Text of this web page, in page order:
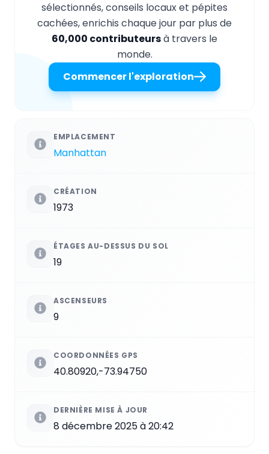
sélectionnés, conseils locaux et pépites
cachées, enrichis chaque jour par plus de
60,000 contributeursà travers le
monde.
Commencer l'exploration
EMPLACEMENT
Manhattan
CRÉATION
1973
ÉTAGES AU-DESSUS DU SOL
19
ASCENSEURS
9
COORDONNÉES GPS
40.80920,-73.94750
DERNIÈRE MISE À JOUR
8 décembre 2025 à 20:42